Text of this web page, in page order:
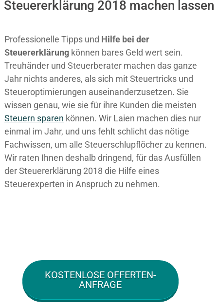
Steuererklärung 2018 machen lassen
Professionelle Tipps und Hilfe bei der
Steuererklärung können bares Geld wert sein.
Treuhänder und Steuerberater machen das ganze
Jahr nichts anderes, als sich mit Steuertricks und
Steueroptimierungen auseinanderzusetzen. Sie
wissen genau, wie sie für ihre Kunden die meisten
Steuern sparen können. Wir Laien machen dies nur
einmal im Jahr, und uns fehlt schlicht das nötige
Fachwissen, um alle Steuerschlupflöcher zu kennen.
Wir raten Ihnen deshalb dringend, für das Ausfüllen
der Steuererklärung 2018 die Hilfe eines
Steuerexperten in Anspruch zu nehmen.
KOSTENLOSE OFFERTEN-
ANFRAGE